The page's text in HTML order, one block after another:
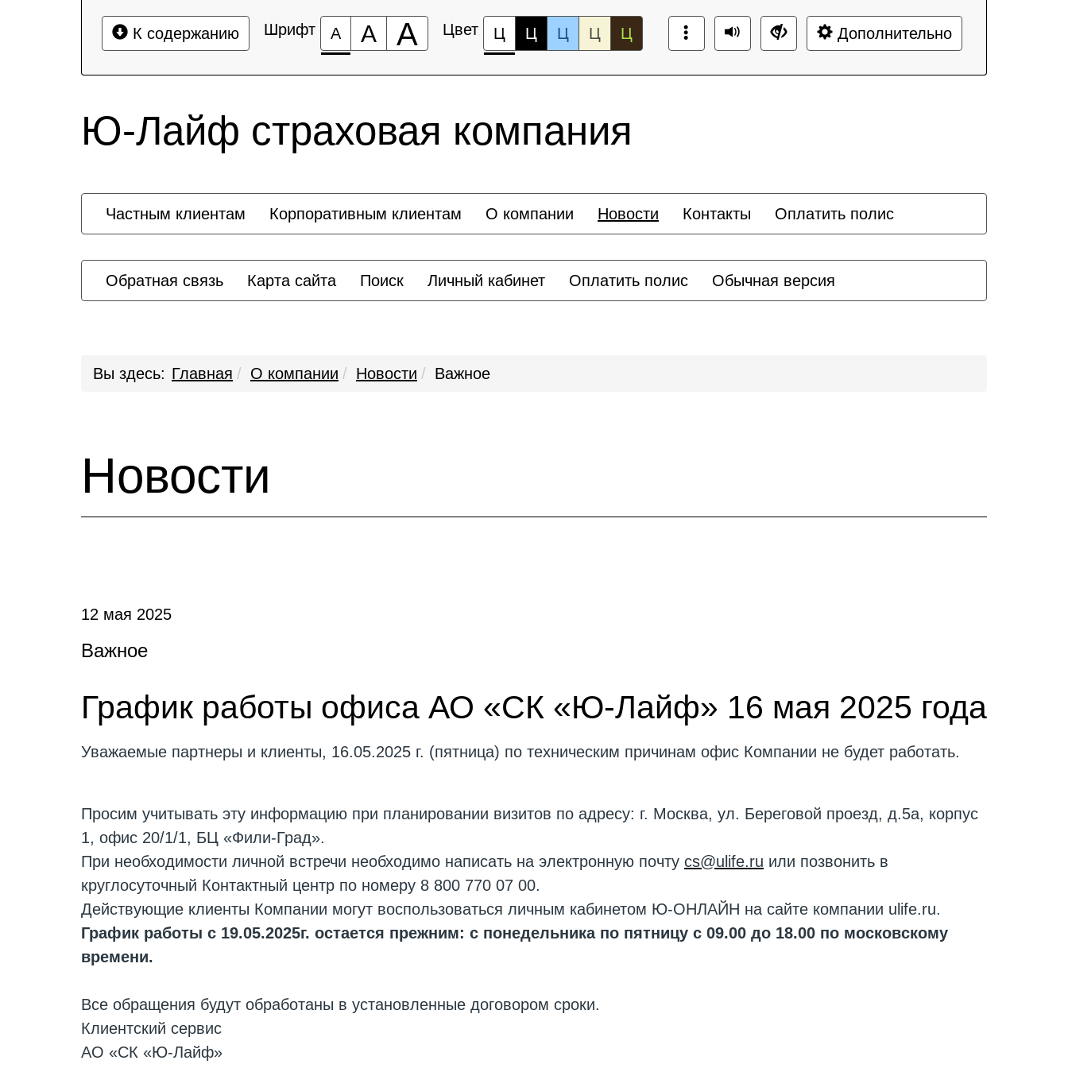
К содержанию Шрифт А А А Цвет Ц Ц Ц Ц Ц Дополнительно
Ю-Лайф страховая компания
Частным клиентам Корпоративным клиентам О компании Новости Контакты Оплатить полис
Обратная связь Карта сайта Поиск Личный кабинет Оплатить полис Обычная версия
Вы здесь: Главная О компании Новости Важное
Новости
12 мая 2025
Важное
График работы офиса АО «СК «Ю-Лайф» 16 мая 2025 года
Уважаемые партнеры и клиенты, 16.05.2025 г. (пятница) по техническим причинам офис Компании не будет работать.
Просим учитывать эту информацию при планировании визитов по адресу: г. Москва, ул. Береговой проезд, д.5а, корпус
1, офис 20/1/1, БЦ «Фили-Град».
При необходимости личной встречи необходимо написать на электронную почту cs@ulife.ru или позвонить в
круглосуточный Контактный центр по номеру 8 800 770 07 00.
Действующие клиенты Компании могут воспользоваться личным кабинетом Ю-ОНЛАЙН на сайте компании ulife.ru.
График работы с 19.05.2025г. остается прежним: с понедельника по пятницу с 09.00 до 18.00 по московскому
времени.
Все обращения будут обработаны в установленные договором сроки.
Клиентский сервис
АО «СК «Ю-Лайф»